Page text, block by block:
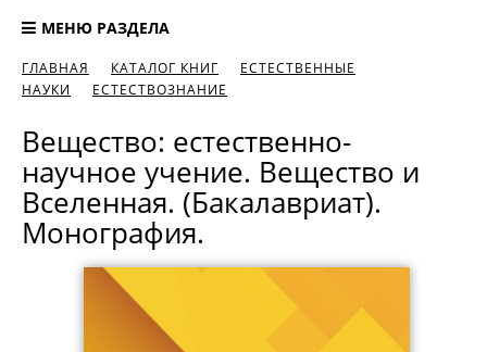
МЕНЮ РАЗДЕЛА
ГЛАВНАЯ КАТАЛОГ КНИГ
ЕСТЕСТВЕННЫЕ
НАУКИ
ЕСТЕСТВОЗНАНИЕ
Вещество: естественно-
научное учение. Вещество и
Вселенная. (Бакалавриат).
Монография.